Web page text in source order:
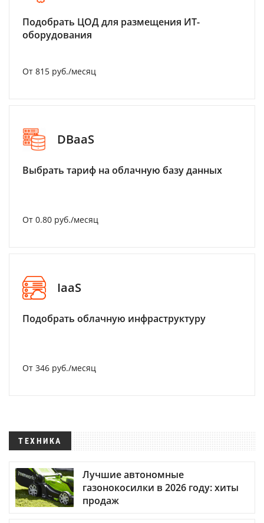
Подобрать ЦОД для размещения ИТ-
оборудования
От 815 руб./месяц
DBaaS
Выбрать тариф на облачную базу данных
От 0.80 руб./месяц
IaaS
Подобрать облачную инфраструктуру
От 346 руб./месяц
ТЕХНИКА
Лучшие автономные
газонокосилки в 2026 году: хиты
продаж